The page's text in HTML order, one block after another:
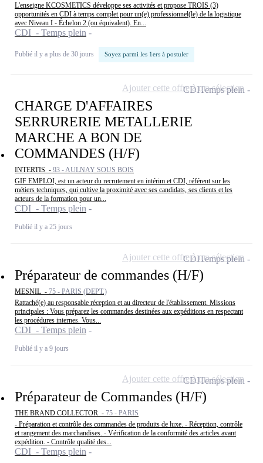
L'enseigne KCOSMETICS développe ses activités et propose TROIS (3)
opportunités en CDI à temps complet pour un(e) professionnel(le) de la logistique
avec Niveau I - Échelon 2 (ou équivalent). En...
CDI - Temps plein
Publié il y a plus de 30 jours Soyez parmi les 1ers à postuler
CHARGE D'AFFAIRES
SERRURERIE METALLERIE
MARCHE A BON DE
COMMANDES (H/F)
INTERTIS - 93 - AULNAY SOUS BOIS
GIF EMPLOI, est un acteur du recrutement en intérim et CDI, référent sur les
métiers techniques, qui cultive la proximité avec ses candidats, ses clients et les
acteurs de la formation pour un...
CDI - Temps plein
Publié il y a 25 jours
CDITemps plein
Ajouter cette offre à ma sélection
Préparateur de commandes (H/F)
MESNIL - 75 - PARIS (DEPT.)
Rattaché(e) au responsable réception et au directeur de l'établissement. Missions
principales : Vous préparez les commandes destinées aux expéditions en respectant
les procédures internes. Vous...
CDI - Temps plein
Publié il y a 9 jours
CDITemps plein
Ajouter cette offre à ma sélection
Préparateur de Commandes (H/F)
THE BRAND COLLECTOR - 75 - PARIS
- Préparation et contrôle des commandes de produits de luxe. - Réception, contrôle
et rangement des marchandises. - Vérification de la conformité des articles avant
expédition. - Contrôle qualité des...
CDI - Temps plein
CDITemps plein
Ajouter cette offre à ma sélection